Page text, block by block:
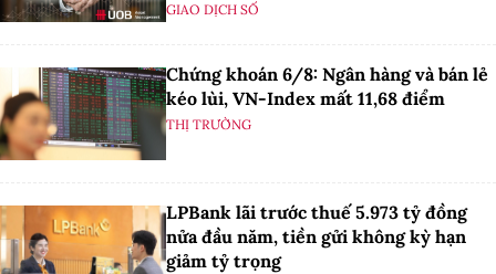
GIAO DỊCH SỐ
Chứng khoán 6/8: Ngân hàng và bán lẻ
kéo lùi, VN-Index mất 11,68 điểm
THỊ TRƯỜNG
LPBank lãi trước thuế 5.973 tỷ đồng
nửa đầu năm, tiền gửi không kỳ hạn
giảm tỷ trọng